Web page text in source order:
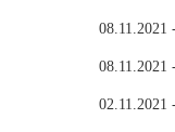
08.11.2021
08.11.2021
02.11.2021